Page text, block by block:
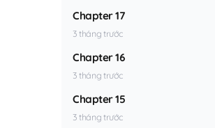
Chapter 17
3 tháng trước
Chapter 16
3 tháng trước
Chapter 15
3 tháng trước